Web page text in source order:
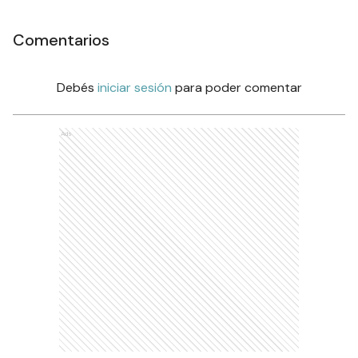
Comentarios
Debés iniciar sesión para poder comentar
Ads